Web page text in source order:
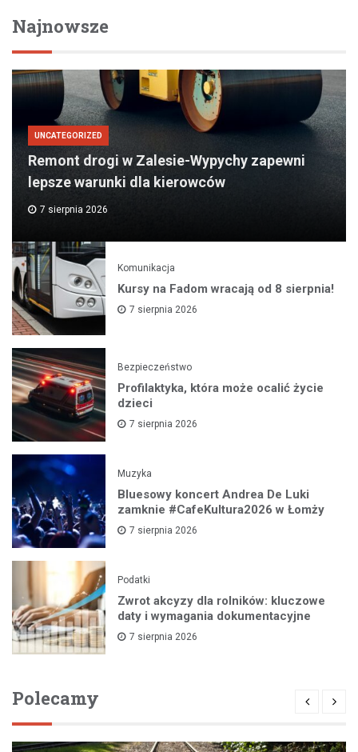
Najnowsze
UNCATEGORIZED
Remont drogi w Zalesie-Wypychy zapewni
lepsze warunki dla kierowców
7 sierpnia 2026
Komunikacja
Kursy na Fadom wracają od 8 sierpnia!
7 sierpnia 2026
Bezpieczeństwo
Profilaktyka, która może ocalić życie
dzieci
7 sierpnia 2026
Muzyka
Bluesowy koncert Andrea De Luki
zamknie #CafeKultura2026 w Łomży
7 sierpnia 2026
Podatki
Zwrot akcyzy dla rolników: kluczowe
daty i wymagania dokumentacyjne
7 sierpnia 2026
Polecamy